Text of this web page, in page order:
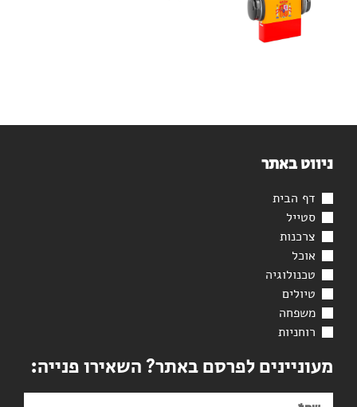
ניווט באתר
דף הבית
סטייל
צרכנות
אוכל
טכנולוגיה
טיולים
משפחה
רוחניות
מעוניינים לפרסם באתר? השאירו פנייה: